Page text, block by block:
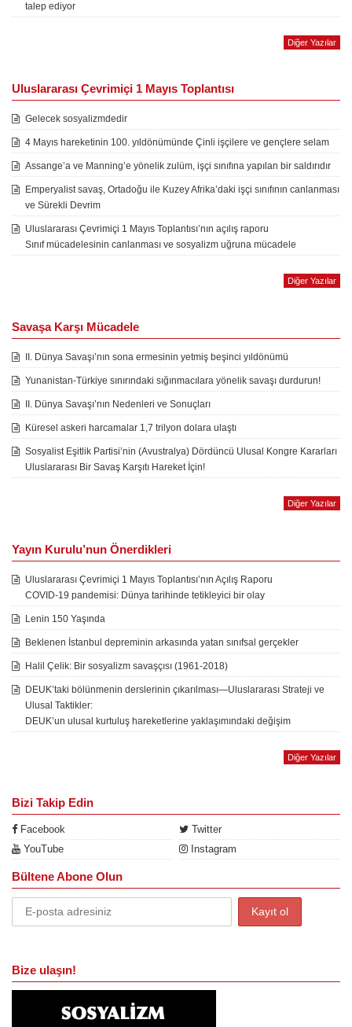
talep ediyor
Diğer Yazılar
Uluslararası Çevrimiçi 1 Mayıs Toplantısı
Gelecek sosyalizmdedir
4 Mayıs hareketinin 100. yıldönümünde Çinli işçilere ve gençlere selam
Assange’a ve Manning’e yönelik zulüm, işçi sınıfına yapılan bir saldırıdır
Emperyalist savaş, Ortadoğu ile Kuzey Afrika’daki işçi sınıfının canlanması
ve Sürekli Devrim
Uluslararası Çevrimiçi 1 Mayıs Toplantısı’nın açılış raporu
Sınıf mücadelesinin canlanması ve sosyalizm uğruna mücadele
Diğer Yazılar
Savaşa Karşı Mücadele
II. Dünya Savaşı’nın sona ermesinin yetmiş beşinci yıldönümü
Yunanistan-Türkiye sınırındaki sığınmacılara yönelik savaşı durdurun!
II. Dünya Savaşı’nın Nedenleri ve Sonuçları
Küresel askeri harcamalar 1,7 trilyon dolara ulaştı
Sosyalist Eşitlik Partisi’nin (Avustralya) Dördüncü Ulusal Kongre Kararları
Uluslararası Bir Savaş Karşıtı Hareket İçin!
Diğer Yazılar
Yayın Kurulu’nun Önerdikleri
Uluslararası Çevrimiçi 1 Mayıs Toplantısı’nın Açılış Raporu
COVID-19 pandemisi: Dünya tarihinde tetikleyici bir olay
Lenin 150 Yaşında
Beklenen İstanbul depreminin arkasında yatan sınıfsal gerçekler
Halil Çelik: Bir sosyalizm savaşçısı (1961-2018)
DEUK’taki bölünmenin derslerinin çıkarılması—Uluslararası Strateji ve
Ulusal Taktikler:
DEUK’un ulusal kurtuluş hareketlerine yaklaşımındaki değişim
Diğer Yazılar
Bizi Takip Edin
Facebook
Twitter
YouTube
Instagram
Bültene Abone Olun
Bize ulaşın!